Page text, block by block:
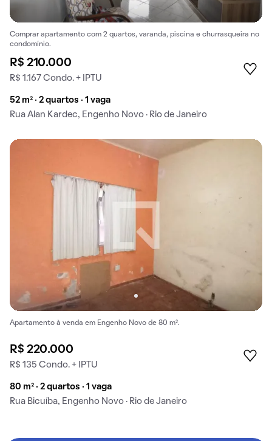
Comprar apartamento com 2 quartos, varanda, piscina e churrasqueira no
condomínio.
R$ 210.000
R$ 1.167 Condo. + IPTU
52 m² · 2 quartos · 1 vaga
Rua Alan Kardec, Engenho Novo · Rio de Janeiro
Apartamento à venda em Engenho Novo de 80 m².
R$ 220.000
R$ 135 Condo. + IPTU
80 m² · 2 quartos · 1 vaga
Rua Bicuíba, Engenho Novo · Rio de Janeiro